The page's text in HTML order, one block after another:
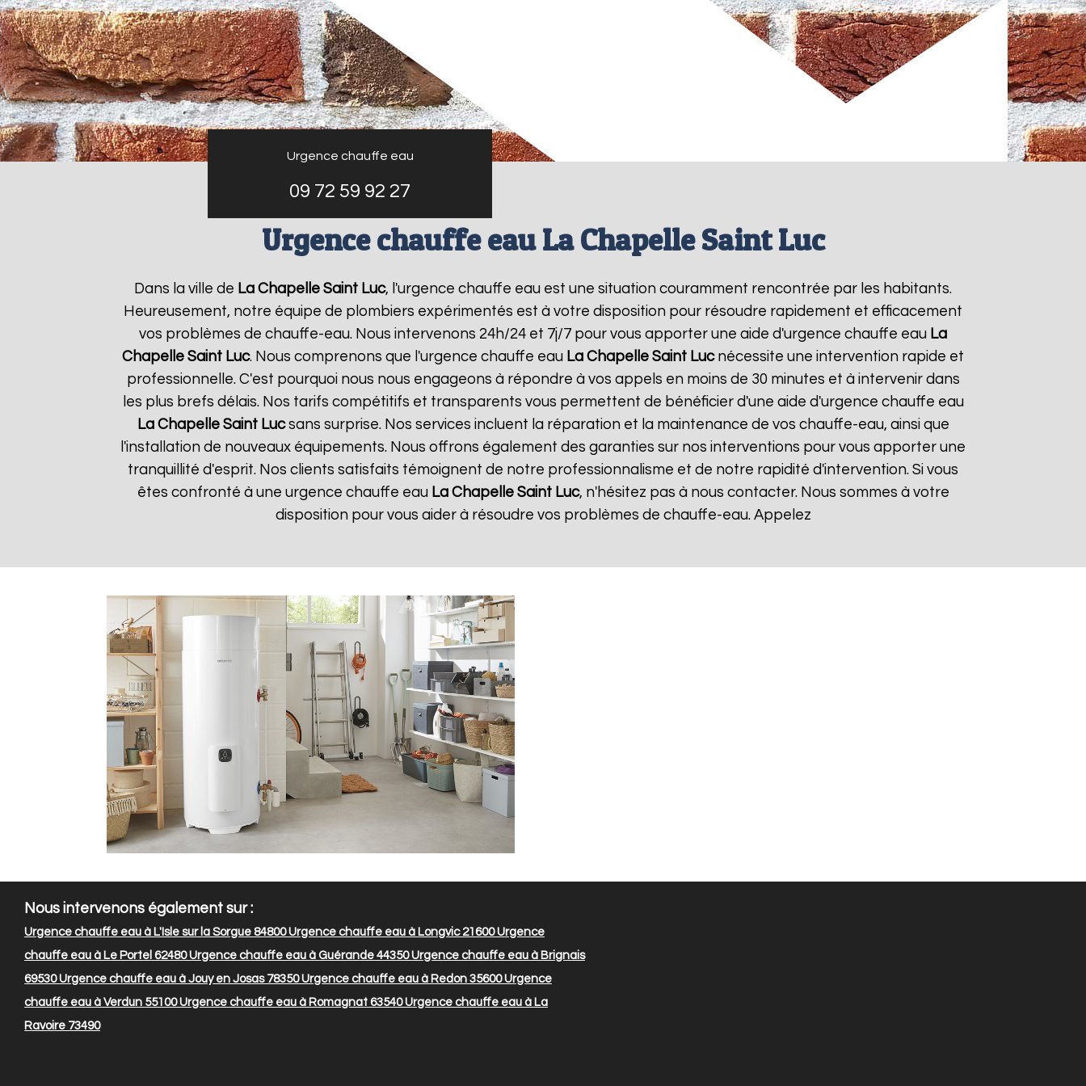
Urgence chauffe eau
09 72 59 92 27
Urgence chauffe eau La Chapelle Saint Luc
Dans la ville de La Chapelle Saint Luc, l'urgence chauffe eau est une situation couramment rencontrée par les habitants.
Heureusement, notre équipe de plombiers expérimentés est à votre disposition pour résoudre rapidement et efficacement
vos problèmes de chauffe-eau. Nous intervenons 24h/24 et 7j/7 pour vous apporter une aide d'urgence chauffe eau La
Chapelle Saint Luc. Nous comprenons que l'urgence chauffe eau La Chapelle Saint Lucnécessite une intervention rapide et
professionnelle. C'est pourquoi nous nous engageons à répondre à vos appels en moins de 30 minutes et à intervenir dans
les plus brefs délais. Nos tarifs compétitifs et transparents vous permettent de bénéficier d'une aide d'urgence chauffe eau
La Chapelle Saint Lucsans surprise. Nos services incluent la réparation et la maintenance de vos chauffe-eau, ainsi que
l'installation de nouveaux équipements. Nous offrons également des garanties sur nos interventions pour vous apporter une
tranquillité d'esprit. Nos clients satisfaits témoignent de notre professionnalisme et de notre rapidité d'intervention. Si vous
êtes confronté à une urgence chauffe eau La Chapelle Saint Luc, n'hésitez pas à nous contacter. Nous sommes à votre
disposition pour vous aider à résoudre vos problèmes de chauffe-eau. Appelez
Nous intervenons également sur :
Urgence chauffe eau à L'Isle sur la Sorgue 84800Urgence chauffe eau à Longvic 21600Urgence
chauffe eau à Le Portel 62480Urgence chauffe eau à Guérande 44350Urgence chauffe eau à Brignais
69530Urgence chauffe eau à Jouy en Josas 78350Urgence chauffe eau à Redon 35600Urgence
chauffe eau à Verdun 55100Urgence chauffe eau à Romagnat 63540Urgence chauffe eau à La
Ravoire 73490